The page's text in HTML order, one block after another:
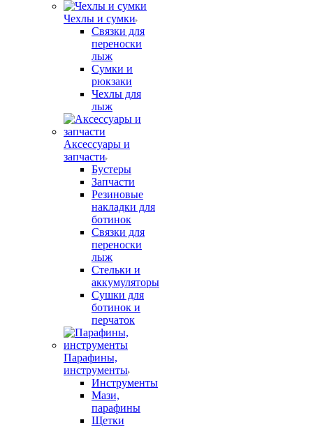
Чехлы и сумки
Связки для
переноски
лыж
Сумки и
рюкзаки
Чехлы для
лыж
Аксессуары и
запчасти
Бустеры
Запчасти
Резиновые
накладки для
ботинок
Связки для
переноски
лыж
Стельки и
аккумуляторы
Сушки для
ботинок и
перчаток
Парафины,
инструменты
Инструменты
Мази,
парафины
Щетки